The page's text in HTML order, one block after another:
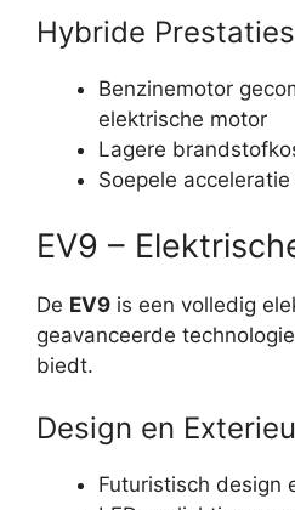
Hybride Prestaties
Benzinemotor
elektrische motor
Lagere
Soepele
EV9 –
De EV9 is een volledig
geavanceerde
biedt.
Design en
Futuristisch design